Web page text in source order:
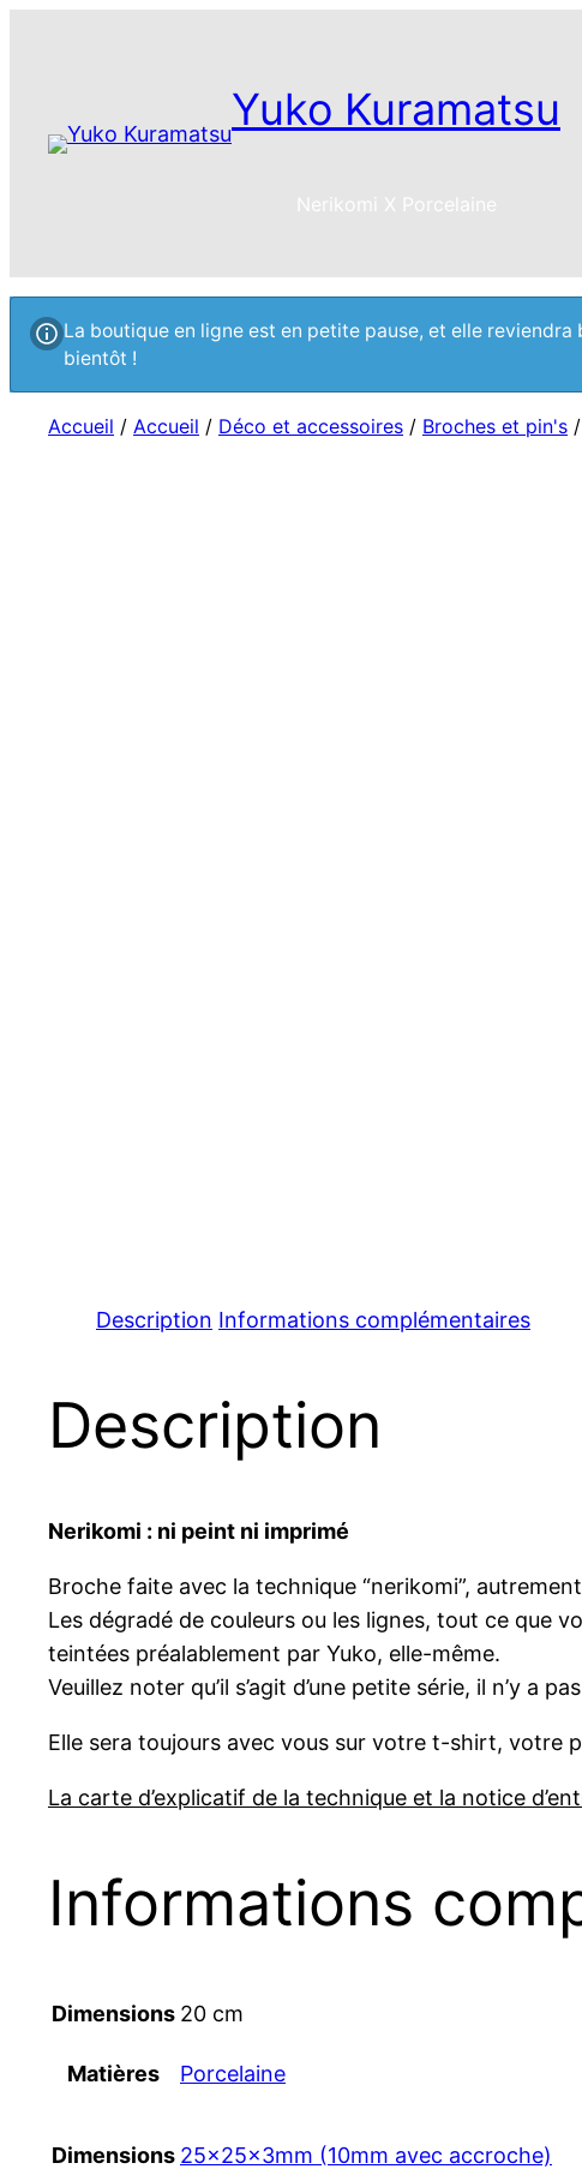
Yuko Kuramatsu
Nerikomi X Porcelaine
La boutique en ligne est en petite pause, et elle
bientôt !
Accueil / Accueil / Déco et accessoires / Broches et pin's
Description Informations complémentaires
Description
Nerikomi : ni peint ni imprimé
Broche faite avec la technique “nerikomi”,
Les dégradé de couleurs ou les lignes, tout ce que
teintées préalablement par Yuko, elle-même.
Veuillez noter qu’il s’agit d’une petite série, il n’y a
Elle sera toujours avec vous sur votre t-shirt, votre
La carte d’explicatif de la technique et la notice
Informations
Dimensions 20 cm
Matières Porcelaine
Dimensions 25x25x3mm (10mm avec accroche)